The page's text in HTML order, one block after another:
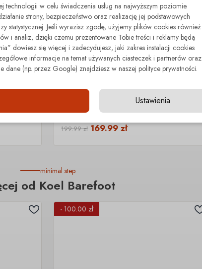
Canvas Junior
199.99zł 169.99zł
minimal step
od Koel Barefoot
- 100.00 zł
technologii w celu świadczenia usług na najwyższym poziomie.
strony, bezpieczeństwo oraz realizację jej podstawowych
statystycznej. Jeśli wyrazisz zgodę, użyjemy plików cookies również
i analiz, dzięki czemu prezentowane Tobie treści i reklamy będą
dowiesz się więcej i zadecydujesz, jaki zakres instalacji cookies
informacje na temat używanych ciasteczek i partnerów oraz
dane (np. przez Google) znajdziesz w naszej polityce prywatności.
Ustawienia